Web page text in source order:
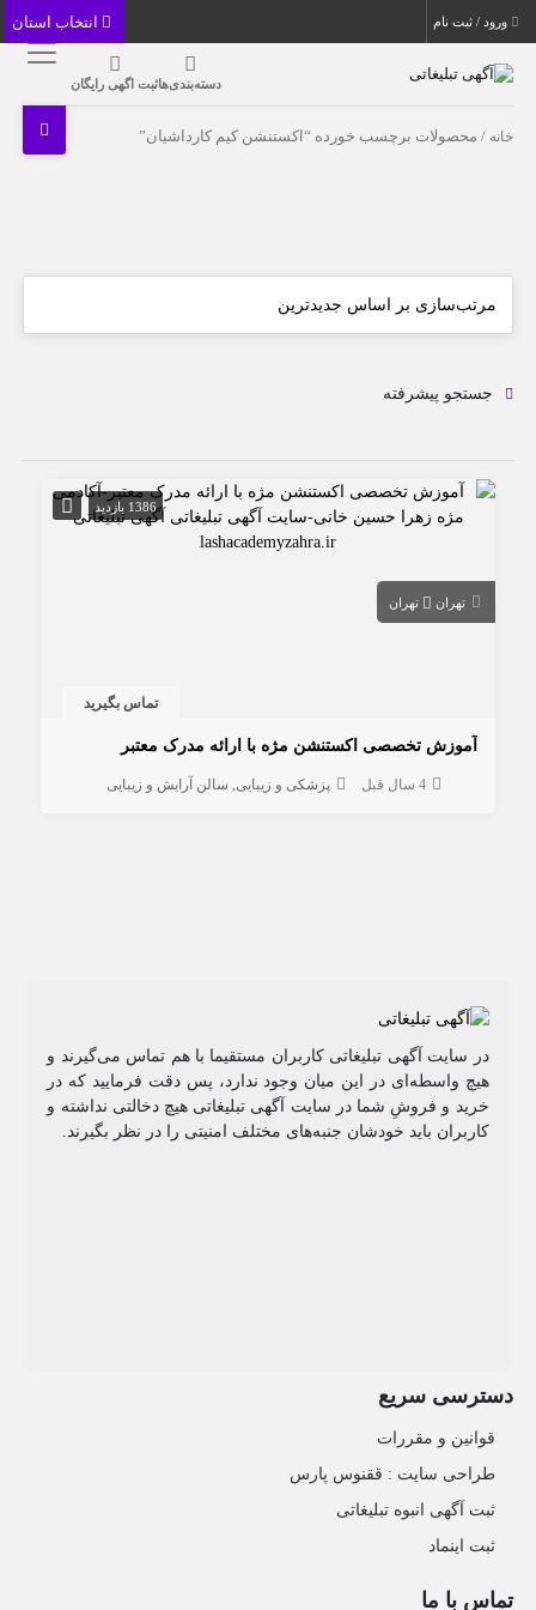
ورود / ثبت نام
دسته‌بندی‌هاثبت اگهی رایگان
خانه / محصولات برچسب خورده “اکستنشن کیم کارداشیان”
جستجو پیشرفته
1386 بازدید
تهران تهران
تماس بگیرید
آموزش تخصصی اکستنشن مژه با ارائه مدرک معتبر
4 سال قبل پزشکی و زیبایی سالن آرایش و زیبایی
در سایت آگهی تبلیغاتی کاربران مستقیما با هم تماس می‌گیرند و
هیچ واسطه‌ای در این میان وجود ندارد، پس دقت فرمایید که در
خرید و فروشِ شما در سایت آگهی تبلیغاتی هیچ دخالتی نداشته و
کاربران باید خودشان جنبه‌های مختلف امنیتی را در نظر بگیرند.
دسترسی سریع
قوانین و مقررات
طراحی سایت : ققنوس پارس
ثبت آگهی انبوه تبلیغاتی
ثبت اینماد
تماس با ما